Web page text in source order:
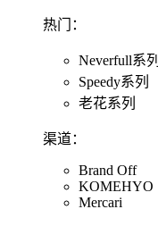
热门：
Neverfull系列
Speedy系列
老花系列
渠道：
Brand Off
KOMEHYO
Mercari